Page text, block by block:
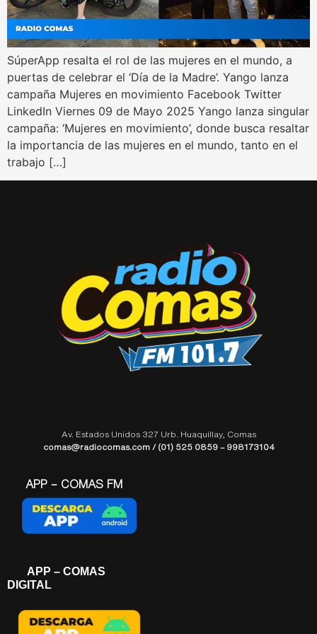
SúperApp resalta el rol de las mujeres en el mundo, a
puertas de celebrar el ‘Día de la Madre’. Yango lanza
campaña Mujeres en movimiento Facebook Twitter
LinkedIn Viernes 09 de Mayo 2025 Yango lanza singular
campaña: ‘Mujeres en movimiento’, donde busca resaltar
la importancia de las mujeres en el mundo, tanto en el
trabajo […]
Av. Estados Unidos 327 Urb. Huaquillay, Comas
comas@radiocomas.com / (01) 525 0859 – 998173104
APP – COMAS FM
APP – COMAS
DIGITAL